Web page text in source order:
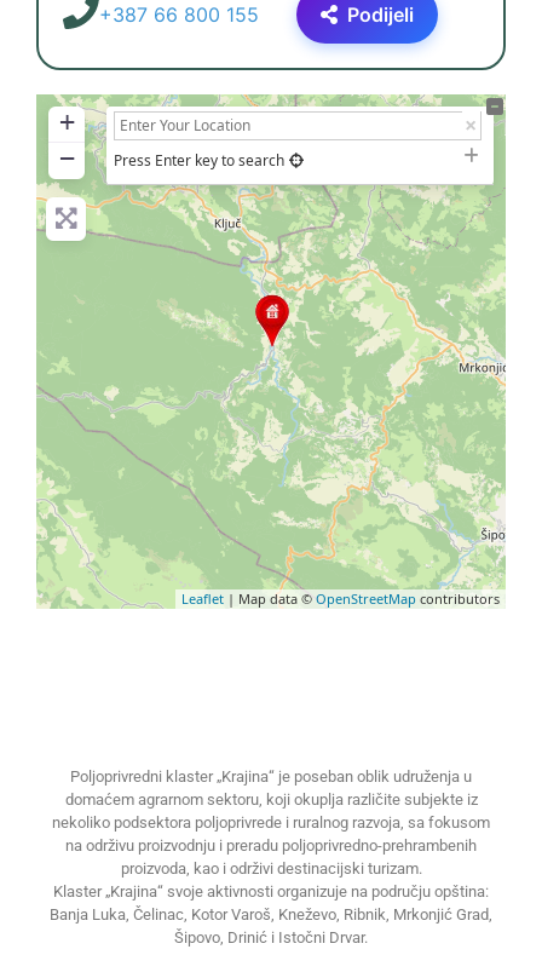
+387 66 800 155 Podijeli
+
−
Press Enter key to search
Leaflet | Map data © OpenStreetMap contributors
Poljoprivredni klaster „Krajina“ je poseban oblik udruženja u
domaćem agrarnom sektoru, koji okuplja različite subjekte iz
nekoliko podsektora poljoprivrede i ruralnog razvoja, sa fokusom
na održivu proizvodnju i preradu poljoprivredno-prehrambenih
proizvoda, kao i održivi destinacijski turizam.
Klaster „Krajina“ svoje aktivnosti organizuje na području opština:
Banja Luka, Čelinac, Kotor Varoš, Kneževo, Ribnik, Mrkonjić Grad,
Šipovo, Drinić i Istočni Drvar.